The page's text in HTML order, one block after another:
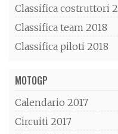
Classifica costruttori
Classifica team 2018
Classifica piloti 2018
MOTOGP
Calendario 2017
Circuiti 2017